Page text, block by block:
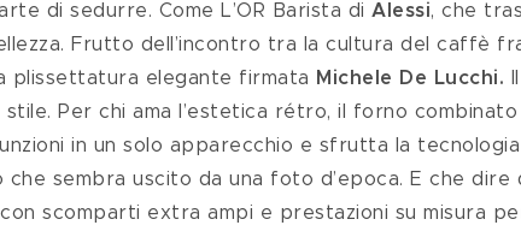
di sedurre. Come L’OR Barista di Alessi, che
Frutto dell’incontro tra la cultura del caffè
plissettatura elegante firmata
Michele De Lucchi.
Per chi ama l’estetica rétro, il forno
in un solo apparecchio e sfrutta la tecnologia
sembra uscito da una foto d’epoca. E che dire
con scomparti extra ampi e prestazioni su misura